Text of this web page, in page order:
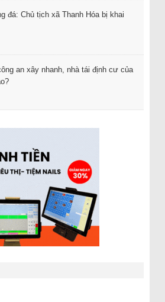
đá: Chủ tịch xã Thanh Hóa bị khai
an xây nhanh, nhà tái định cư của